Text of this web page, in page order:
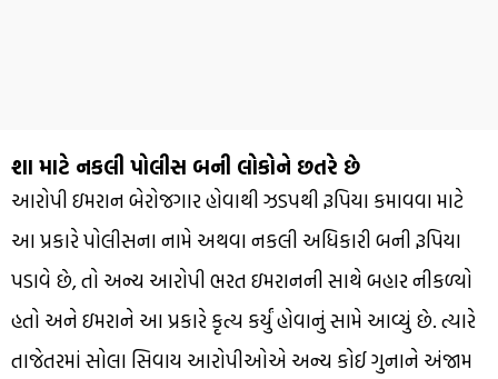
શા માટે નકલી પોલીસ બની લોકોને છતરે છે
આરોપી ઇમરાન બેરોજગાર હોવાથી ઝડપથી રૂપિયા કમાવવા માટે
આ પ્રકારે પોલીસના નામે અથવા નકલી અધિકારી બની રૂપિયા
પડાવે છે, તો અન્ય આરોપી ભરત ઇમરાનની સાથે બહાર નીકળ્યો
હતો અને ઇમરાને આ પ્રકારે કૃત્ય કર્યું હોવાનું સામે આવ્યું છે. ત્યારે
તાજેતરમાં સોલા સિવાય આરોપીઓએ અન્ય કોઈ ગુનાને અંજામ